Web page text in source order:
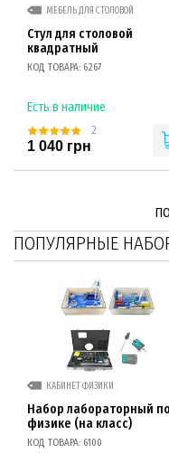
МЕБЕЛЬ ДЛЯ СТОЛОВОЙ
Стул для столовой
квадратный
КОД ТОВАРА: 6267
Есть в наличие
2
1 040 грн
ПОПУЛЯРНЫЕ
КАБИНЕТ ФИЗИКИ
Набор лабораторный по
физике (на класс)
КОД ТОВАРА: 6100